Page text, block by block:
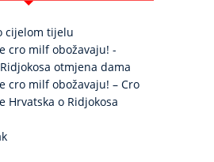
cijelom tijelu
cro milf obožavaju! -
Ridjokosa otmjena dama
cro milf obožavaju! – Cro
Hrvatska o Ridjokosa